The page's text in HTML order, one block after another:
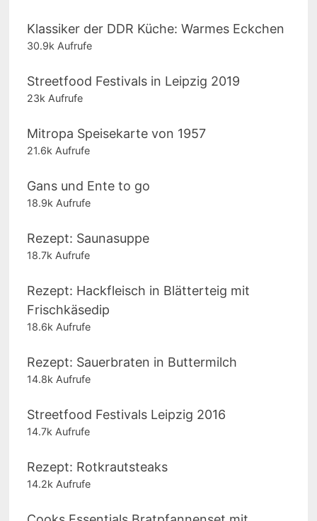
Klassiker der DDR Küche: Warmes Eckchen
30.9k Aufrufe
Streetfood Festivals in Leipzig 2019
23k Aufrufe
Mitropa Speisekarte von 1957
21.6k Aufrufe
Gans und Ente to go
18.9k Aufrufe
Rezept: Saunasuppe
18.7k Aufrufe
Rezept: Hackfleisch in Blätterteig mit
Frischkäsedip
18.6k Aufrufe
Rezept: Sauerbraten in Buttermilch
14.8k Aufrufe
Streetfood Festivals Leipzig 2016
14.7k Aufrufe
Rezept: Rotkrautsteaks
14.2k Aufrufe